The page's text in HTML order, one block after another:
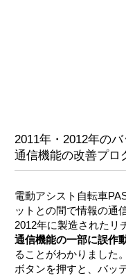
2011年・2012年の
通信機能の改善プロ
電動アシスト自転車
ットとの間で情報の通
2012年に製造されたリ
通信機能の一部に誤作
ることがわかりました
ボタンを押すと、バッ